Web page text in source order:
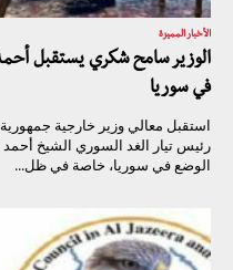
الأخبار المميزة
الوزير سامح شكري يستقبل
في سوريا
استقبل معالي وزير خارجية
رئيس تيار الغد السوري الشيخ
الوضع في سوريا، خاصة في ظل...